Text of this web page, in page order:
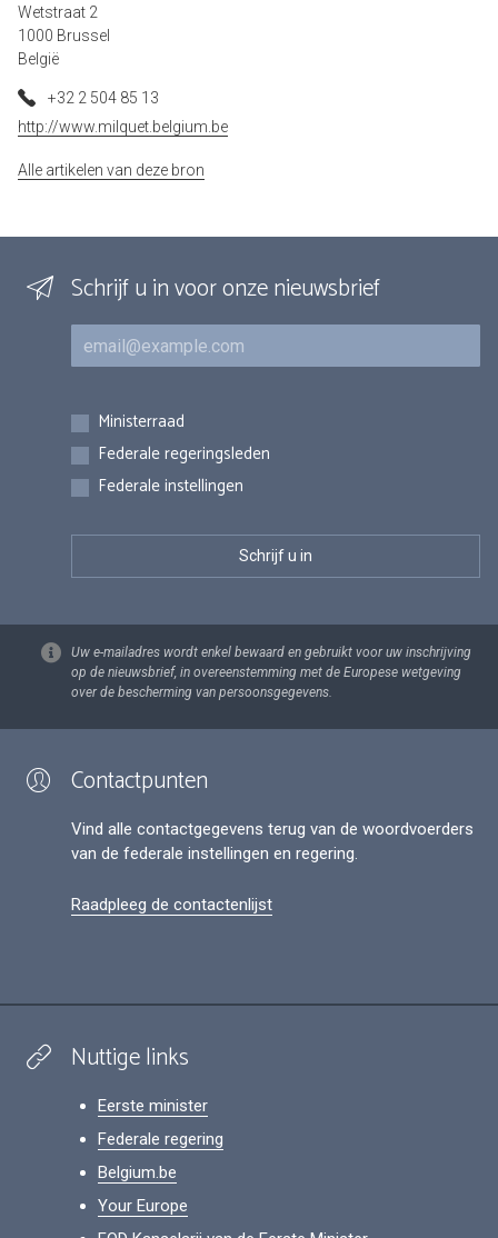
Wetstraat 2
1000 Brussel
België
+32 2 504 85 13
http://www.milquet.belgium.be
Alle artikelen van deze bron
Schrijf u in voor onze nieuwsbrief
E-mail
Inschrijvingen
Ministerraad
Federale regeringsleden
Federale instellingen
Uw e-mailadres wordt enkel bewaard en gebruikt voor uw inschrijving
op de nieuwsbrief, in overeenstemming met de Europese wetgeving
over de bescherming van persoonsgegevens.
Contactpunten
Vind alle contactgegevens terug van de woordvoerders
van de federale instellingen en regering.
Raadpleeg de contactenlijst
Nuttige links
Eerste minister
Federale regering
Belgium.be
Your Europe